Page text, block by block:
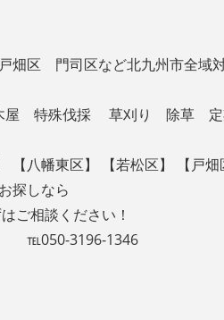
区 門司区など北九州市全域
屋 特殊伐採 草刈り 除草
【八幡東区】 【若松区】 【戸
探しなら
はご相談ください！